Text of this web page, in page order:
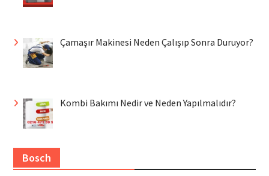
Çamaşır Makinesi Neden Çalışıp Sonra Duruyor?
Kombi Bakımı Nedir ve Neden Yapılmalıdır?
Bosch